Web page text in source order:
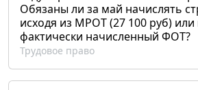
Обязаны ли за май начислять
исходя из МРОТ (27 100 руб)
фактически начисленный ФОТ?
Трудовое право